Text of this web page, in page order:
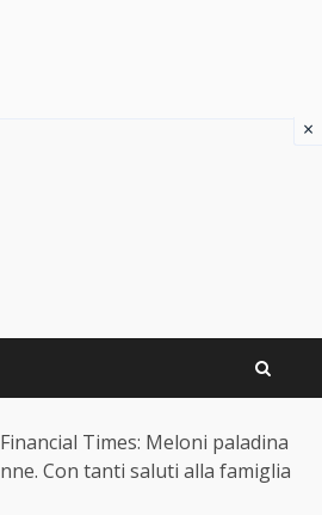
Times: Meloni paladina
Con tanti saluti alla famiglia
×